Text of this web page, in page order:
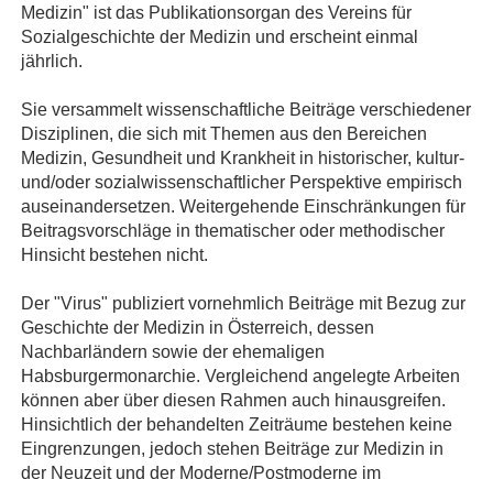
Medizin" ist das Publikationsorgan des Vereins für
Sozialgeschichte der Medizin und erscheint einmal
jährlich.
Sie versammelt wissenschaftliche Beiträge verschiedener
Disziplinen, die sich mit Themen aus den Bereichen
Medizin, Gesundheit und Krankheit in historischer, kultur-
und/oder sozialwissenschaftlicher Perspektive empirisch
auseinandersetzen. Weitergehende Einschränkungen für
Beitragsvorschläge in thematischer oder methodischer
Hinsicht bestehen nicht.
Der "Virus" publiziert vornehmlich Beiträge mit Bezug zur
Geschichte der Medizin in Österreich, dessen
Nachbarländern sowie der ehemaligen
Habsburgermonarchie. Vergleichend angelegte Arbeiten
können aber über diesen Rahmen auch hinausgreifen.
Hinsichtlich der behandelten Zeiträume bestehen keine
Eingrenzungen, jedoch stehen Beiträge zur Medizin in
der Neuzeit und der Moderne/Postmoderne im